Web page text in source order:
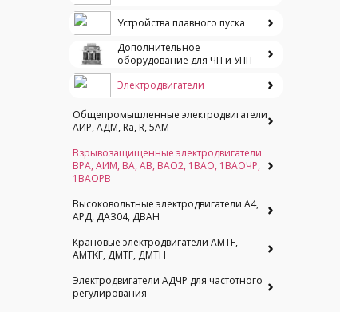
Устройства плавного пуска
Дополнительное
оборудование для ЧП и УПП
Электродвигатели
Общепромышленные электродвигатели
АИР, АДМ, Ra, R, 5AM
Взрывозащищенные электродвигатели
ВРА, АИМ, ВА, АВ, ВАO2, 1ВАО, 1ВАОЧР,
1ВАОРВ
Высоковольтные электродвигатели A4,
АРД, ДАЗ04, ДВАН
Крановые электродвигатели AMTF,
AMTKF, ДMTF, ДМТН
Электродвигатели АДЧР для частотного
регулирования